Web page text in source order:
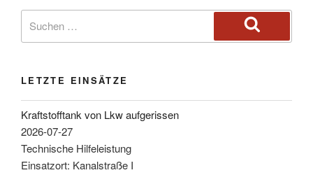
LETZTE EINSÄTZE
Kraftstofftank von Lkw aufgerissen
2026-07-27
Technische Hilfeleistung
Einsatzort: Kanalstraße I